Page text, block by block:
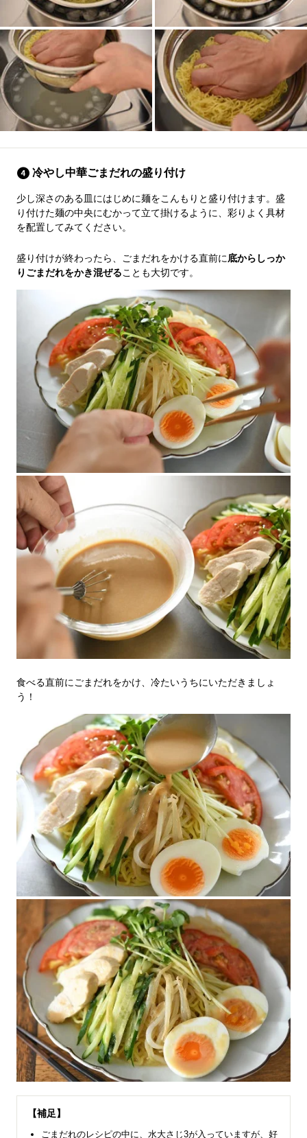
冷やし中華ごまだれの盛り付け
少し深さのある皿にはじめに麺をこんもりと盛り付けます。盛
り付けた麺の中央にむかって立て掛けるように、彩りよく具材
を配置してみてください。
盛り付けが終わったら、ごまだれをかける直前に底からしっか
りごまだれをかき混ぜることも大切です。
食べる直前にごまだれをかけ、冷たいうちにいただきましょ
う！
【補足】
ごまだれのレシピの中に、水大さじ3が入っていますが、好